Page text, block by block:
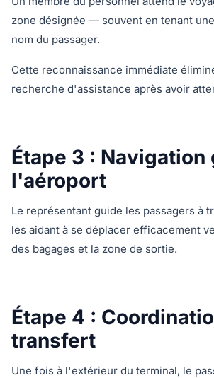
zone désignée — souvent en tenant
nom du passager.
Cette reconnaissance immédiate
recherche d'assistance après avoir
Étape 3 : Navigation
l'aéroport
Le représentant guide les passagers à
les aidant à se déplacer efficacement
des bagages et la zone de sortie.
Étape 4 :
transfert
Une fois à l'extérieur du terminal, le